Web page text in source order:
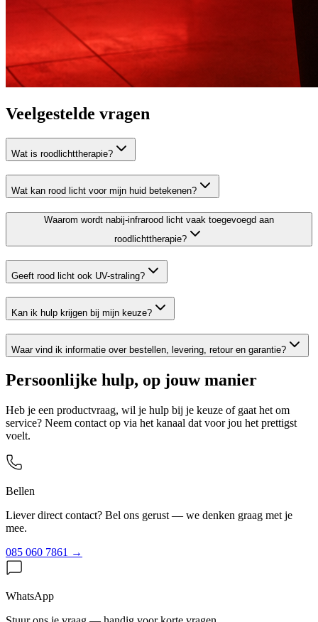
Veelgestelde vragen
Wat is roodlichttherapie?
Wat kan rood licht voor mijn huid betekenen?
Waarom wordt nabij-infrarood licht vaak toegevoegd aan
roodlichttherapie?
Geeft rood licht ook UV-straling?
Kan ik hulp krijgen bij mijn keuze?
Waar vind ik informatie over bestellen, levering, retour en garantie?
Persoonlijke hulp, op jouw manier
Heb je een productvraag, wil je hulp bij je keuze of gaat het om
service? Neem contact op via het kanaal dat voor jou het prettigst
voelt.
Bellen
Liever direct contact? Bel ons gerust — we denken graag met je
mee.
085 060 7861 →
WhatsApp